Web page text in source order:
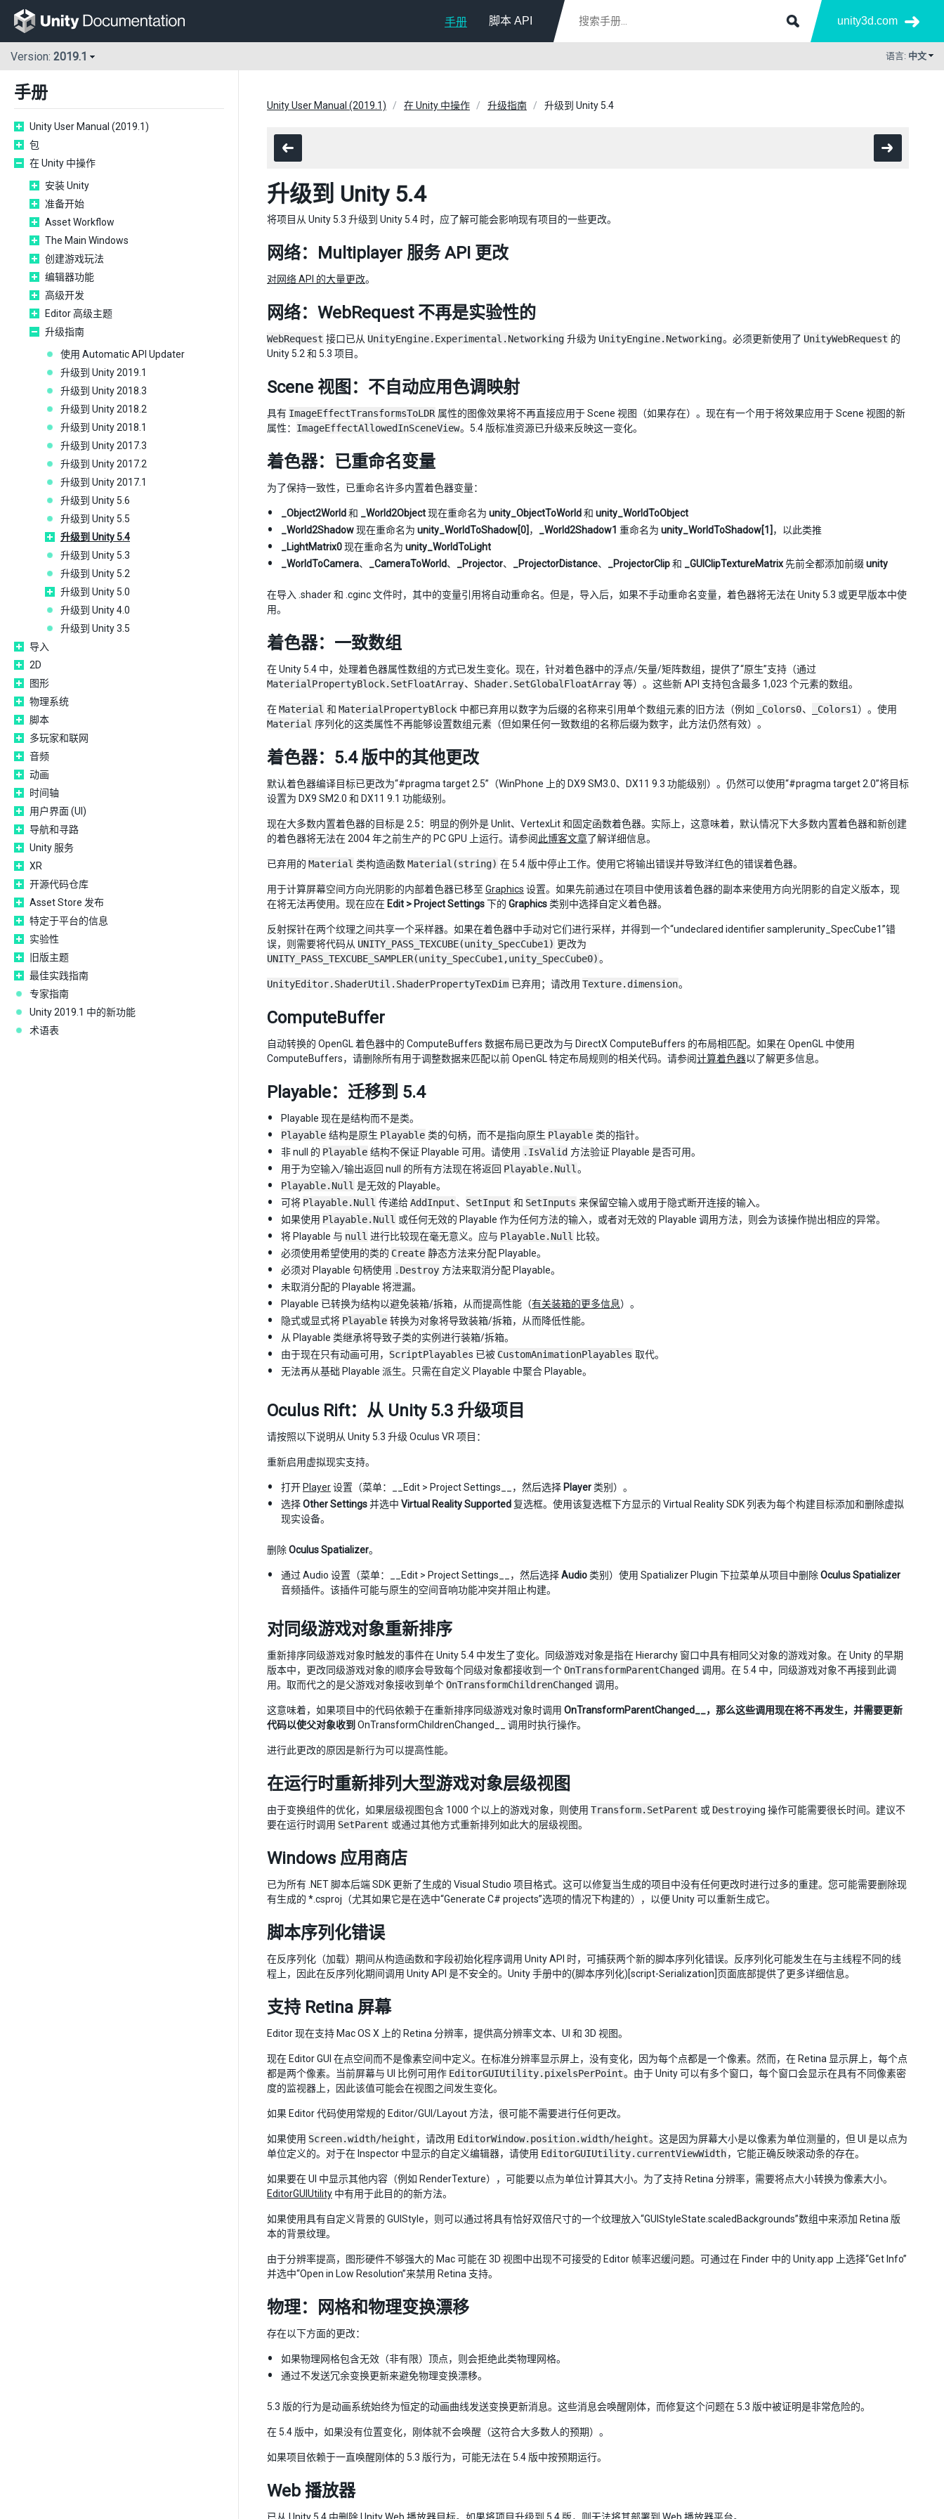
手册 脚本 API unity3d.com
Version: 2019.1 语言: 中文
手册
Unity User Manual (2019.1)
包
在 Unity 中操作
安装 Unity
准备开始
Asset Workflow
The Main Windows
创建游戏玩法
编辑器功能
高级开发
Editor 高级主题
升级指南
使用 Automatic API Updater
升级到 Unity 2019.1
升级到 Unity 2018.3
升级到 Unity 2018.2
升级到 Unity 2018.1
升级到 Unity 2017.3
升级到 Unity 2017.2
升级到 Unity 2017.1
升级到 Unity 5.6
升级到 Unity 5.5
升级到 Unity 5.4
升级到 Unity 5.3
升级到 Unity 5.2
升级到 Unity 5.0
升级到 Unity 4.0
升级到 Unity 3.5
导入
2D
图形
物理系统
脚本
多玩家和联网
音频
动画
时间轴
用户界面 (UI)
导航和寻路
Unity 服务
XR
开源代码仓库
Asset Store 发布
特定于平台的信息
实验性
旧版主题
最佳实践指南
专家指南
Unity 2019.1 中的新功能
术语表
Unity User Manual (2019.1) 在 Unity 中操作 升级指南 升级到 Unity 5.4
升级到 Unity 5.4
将项目从 Unity 5.3 升级到 Unity 5.4 时，应了解可能会影响现有项目的一些更改。
网络：Multiplayer 服务 API 更改
对网络 API 的大量更改。
网络：WebRequest 不再是实验性的
WebRequest 接口已从 UnityEngine.Experimental.Networking 升级为 UnityEngine.Networking。必须更新使用了 UnityWebRequest 的
Unity 5.2 和 5.3 项目。
Scene 视图：不自动应用色调映射
具有 ImageEffectTransformsToLDR 属性的图像效果将不再直接应用于 Scene 视图（如果存在）。现在有一个用于将效果应用于 Scene 视图的新
属性： ImageEffectAllowedInSceneView。5.4 版标准资源已升级来反映这一变化。
着色器：已重命名变量
为了保持一致性，已重命名许多内置着色器变量：
_Object2World和 _World2Object现在重命名为 unity_ObjectToWorld和 unity_WorldToObject
_World2Shadow现在重命名为 unity_WorldToShadow[0] ， _World2Shadow1 重命名为 unity_WorldToShadow[1] ，以此类推
_LightMatrix0现在重命名为 unity_WorldToLight
_WorldToCamera、 _CameraToWorld、 _Projector、 _ProjectorDistance、 _ProjectorClip和 _GUIClipTextureMatrix先前全都添加前缀 unity
在导入 .shader 和 .cginc 文件时，其中的变量引用将自动重命名。但是，导入后，如果不手动重命名变量，着色器将无法在 Unity 5.3 或更早版本中使
用。
着色器：一致数组
在 Unity 5.4 中，处理着色器属性数组的方式已发生变化。现在，针对着色器中的浮点/矢量/矩阵数组，提供了“原生”支持（通过
MaterialPropertyBlock.SetFloatArray、 Shader.SetGlobalFloatArray 等）。这些新 API 支持包含最多 1,023 个元素的数组。
在Material 和 MaterialPropertyBlock 中都已弃用以数字为后缀的名称来引用单个数组元素的旧方法（例如 _Colors0、 _Colors1）。使用
Material 序列化的这类属性不再能够设置数组元素（但如果任何一致数组的名称后缀为数字，此方法仍然有效）。
着色器：5.4 版中的其他更改
默认着色器编译目标已更改为“#pragma target 2.5”（WinPhone 上的 DX9 SM3.0、DX11 9.3 功能级别）。仍然可以使用“#pragma target 2.0”将目标
设置为 DX9 SM2.0 和 DX11 9.1 功能级别。
现在大多数内置着色器的目标是 2.5：明显的例外是 Unlit、VertexLit 和固定函数着色器。实际上，这意味着，默认情况下大多数内置着色器和新创建
的着色器将无法在 2004 年之前生产的 PC GPU 上运行。请参阅此博客文章了解详细信息。
已弃用的 Material 类构造函数Material(string) 在 5.4 版中停止工作。使用它将输出错误并导致洋红色的错误着色器。
用于计算屏幕空间方向光阴影的内部着色器已移至 Graphics 设置。如果先前通过在项目中使用该着色器的副本来使用方向光阴影的自定义版本，现
在将无法再使用。现在应在 Edit > Project Settings下的 Graphics 类别中选择自定义着色器。
反射探针在两个纹理之间共享一个采样器。如果在着色器中手动对它们进行采样，并得到一个“undeclared identifier samplerunity_SpecCube1”错
误，则需要将代码从 UNITY_PASS_TEXCUBE(unity_SpecCube1) 更改为
UNITY_PASS_TEXCUBE_SAMPLER(unity_SpecCube1,unity_SpecCube0)。
UnityEditor.ShaderUtil.ShaderPropertyTexDim 已弃用；请改用 Texture.dimension。
ComputeBuffer
自动转换的 OpenGL 着色器中的 ComputeBuffers 数据布局已更改为与 DirectX ComputeBuffers 的布局相匹配。如果在 OpenGL 中使用
ComputeBuffers，请删除所有用于调整数据来匹配以前 OpenGL 特定布局规则的相关代码。请参阅计算着色器以了解更多信息。
Playable：迁移到 5.4
Playable 现在是结构而不是类。
Playable 结构是原生 Playable 类的句柄，而不是指向原生 Playable 类的指针。
非 null 的 Playable 结构不保证 Playable 可用。请使用 .IsValid 方法验证 Playable 是否可用。
用于为空输入/输出返回 null 的所有方法现在将返回 Playable.Null 。
Playable.Null 是无效的 Playable。
可将 Playable.Null 传递给AddInput、 SetInput 和 SetInputs 来保留空输入或用于隐式断开连接的输入。
如果使用 Playable.Null 或任何无效的 Playable 作为任何方法的输入，或者对无效的 Playable 调用方法，则会为该操作抛出相应的异常。
将 Playable 与 null 进行比较现在毫无意义。应与 Playable.Null
比较。
必须使用希望使用的类的 Create 静态方法来分配 Playable。
必须对 Playable 句柄使用 .Destroy 方法来取消分配 Playable。
未取消分配的 Playable 将泄漏。
Playable 已转换为结构以避免装箱/拆箱，从而提高性能（有关装箱的更多信息）。
隐式或显式将 Playable 转换为对象将导致装箱/拆箱，从而降低性能。
从 Playable 类继承将导致子类的实例进行装箱/拆箱。
由于现在只有动画可用， ScriptPlayables 已被 CustomAnimationPlayables 取代。
无法再从基础 Playable 派生。只需在自定义 Playable 中聚合 Playable。
Oculus Rift：从 Unity 5.3 升级项目
请按照以下说明从 Unity 5.3 升级 Oculus VR 项目：
重新启用虚拟现实支持。
打开 Player设置（菜单：__Edit > Project Settings__，然后选择 Player 类别）。
选择Other Settings并选中 Virtual Reality Supported复选框。使用该复选框下方显示的 Virtual Reality SDK 列表为每个构建目标添加和删除虚拟
现实设备。
删除Oculus Spatializer。
通过 Audio 设置（菜单：__Edit > Project Settings__，然后选择Audio 类别）使用 Spatializer Plugin 下拉菜单从项目中删除Oculus Spatializer
音频插件。该插件可能与原生的空间音响功能冲突并阻止构建。
对同级游戏对象重新排序
重新排序同级游戏对象时触发的事件在 Unity 5.4 中发生了变化。同级游戏对象是指在 Hierarchy 窗口中具有相同父对象的游戏对象。在 Unity 的早期
版本中，更改同级游戏对象的顺序会导致每个同级对象都接收到一个OnTransformParentChanged 调用。在 5.4 中，同级游戏对象不再接到此调
用。取而代之的是父游戏对象接收到单个OnTransformChildrenChanged 调用。
这意味着，如果项目中的代码依赖于在重新排序同级游戏对象时调用 OnTransformParentChanged__，那么这些调用现在将不再发生，并需要更新
代码以使父对象收到 OnTransformChildrenChanged__ 调用时执行操作。
进行此更改的原因是新行为可以提高性能。
在运行时重新排列大型游戏对象层级视图
由于变换组件的优化，如果层级视图包含 1000 个以上的游戏对象，则使用 Transform.SetParent 或 Destroying 操作可能需要很长时间。建议不
要在运行时调用 SetParent 或通过其他方式重新排列如此大的层级视图。
Windows 应用商店
已为所有 .NET 脚本后端 SDK 更新了生成的 Visual Studio 项目格式。这可以修复当生成的项目中没有任何更改时进行过多的重建。您可能需要删除现
有生成的 *.csproj（尤其如果它是在选中“Generate C# projects”选项的情况下构建的），以便 Unity 可以重新生成它。
脚本序列化错误
在反序列化（加载）期间从构造函数和字段初始化程序调用 Unity API 时，可捕获两个新的脚本序列化错误。反序列化可能发生在与主线程不同的线
程上，因此在反序列化期间调用 Unity API 是不安全的。Unity 手册中的(脚本序列化)[script-Serialization]页面底部提供了更多详细信息。
支持 Retina 屏幕
Editor 现在支持 Mac OS X 上的 Retina 分辨率，提供高分辨率文本、UI 和 3D 视图。
现在 Editor GUI 在点空间而不是像素空间中定义。在标准分辨率显示屏上，没有变化，因为每个点都是一个像素。然而，在 Retina 显示屏上，每个点
都是两个像素。当前屏幕与 UI 比例可用作 EditorGUIUtility.pixelsPerPoint。由于 Unity 可以有多个窗口，每个窗口会显示在具有不同像素密
度的监视器上，因此该值可能会在视图之间发生变化。
如果 Editor 代码使用常规的 Editor/GUI/Layout 方法，很可能不需要进行任何更改。
如果使用 Screen.width/height ，请改用 EditorWindow.position.width/height。这是因为屏幕大小是以像素为单位测量的，但 UI 是以点为
单位定义的。对于在 Inspector 中显示的自定义编辑器，请使用 EditorGUIUtility.currentViewWidth，它能正确反映滚动条的存在。
如果要在 UI 中显示其他内容（例如 RenderTexture），可能要以点为单位计算其大小。为了支持 Retina 分辨率，需要将点大小转换为像素大小。
EditorGUIUtility 中有用于此目的的新方法。
如果使用具有自定义背景的 GUIStyle，则可以通过将具有恰好双倍尺寸的一个纹理放入“GUIStyleState.scaledBackgrounds”数组中来添加 Retina 版
本的背景纹理。
由于分辨率提高，图形硬件不够强大的 Mac 可能在 3D 视图中出现不可接受的 Editor 帧率迟缓问题。可通过在 Finder 中的 Unity.app 上选择“Get Info”
并选中“Open in Low Resolution”来禁用 Retina 支持。
物理：网格和物理变换漂移
存在以下方面的更改：
如果物理网格包含无效（非有限）顶点，则会拒绝此类物理网格。
通过不发送冗余变换更新来避免物理变换漂移。
5.3 版的行为是动画系统始终为恒定的动画曲线发送变换更新消息。这些消息会唤醒刚体，而修复这个问题在 5.3 版中被证明是非常危险的。
在 5.4 版中，如果没有位置变化，刚体就不会唤醒（这符合大多数人的预期）。
如果项目依赖于一直唤醒刚体的 5.3 版行为，可能无法在 5.4 版中按预期运行。
Web 播放器